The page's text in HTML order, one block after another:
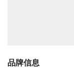
品牌信息